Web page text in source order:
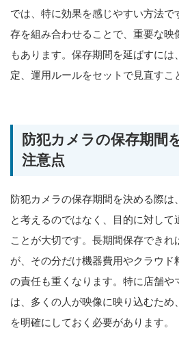
では、特に効果を感じやすい方法で
存を組み合わせることで、重要な映
もあります。保存期間を延ばすには
定、運用ルールをセットで見直すこ
防犯カメラの保存期間
注意点
防犯カメラの保存期間を決める際は
と考えるのではなく、目的に対して
ことが大切です。長期間保存できれ
が、その分だけ機器費用やクラウド
の責任も重くなります。特に店舗や
は、多くの人が映像に映り込むため
を明確にしておく必要があります。